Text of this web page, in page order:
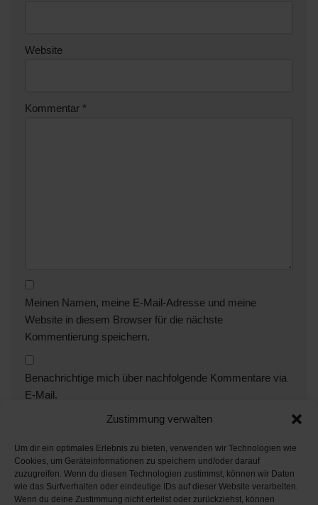
Zustimmung verwalten
Um dir ein optimales Erlebnis zu bieten, verwenden wir Technologien wie
Cookies, um Geräteinformationen zu speichern und/oder darauf
zuzugreifen. Wenn du diesen Technologien zustimmst, können wir Daten
wie das Surfverhalten oder eindeutige IDs auf dieser Website verarbeiten.
Wenn du deine Zustimmung nicht erteilst oder zurückziehst, können
Website
Kommentar *
Meinen Namen, meine E-Mail-Adresse und meine
Website in diesem Browser für die nächste
Kommentierung speichern.
Benachrichtige mich über nachfolgende Kommentare via
E-Mail.
Benachrichtige mich über neue Beiträge via E-Mail.